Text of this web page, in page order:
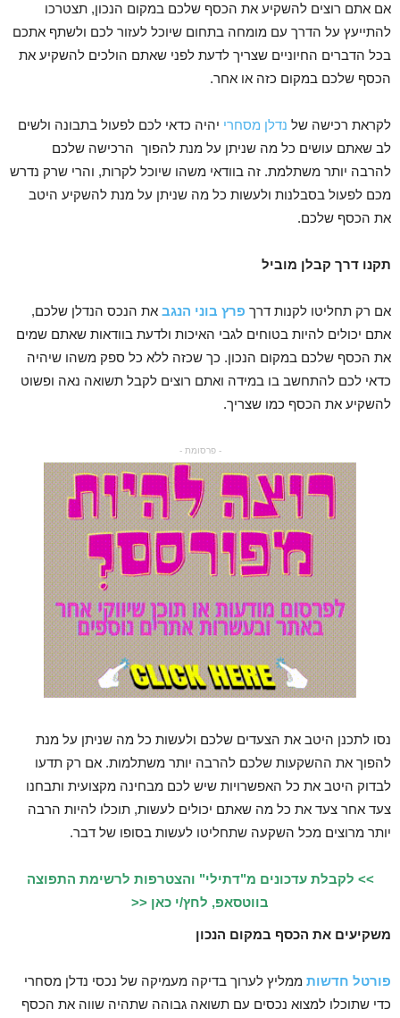
אם אתם רוצים להשקיע את הכסף שלכם במקום הנכון, תצטרכו
להתייעץ על הדרך עם מומחה בתחום שיוכל לעזור לכם ולשתף אתכם
בכל הדברים החיוניים שצריך לדעת לפני שאתם הולכים להשקיע את
הכסף שלכם במקום כזה או אחר.
לקראת רכישה של נדלן מסחרי יהיה כדאי לכם לפעול בתבונה ולשים
לב שאתם עושים כל מה שניתן על מנת להפוך הרכישה שלכם
להרבה יותר משתלמת. זה בוודאי משהו שיוכל לקרות, והרי שרק נדרש
מכם לפעול בסבלנות ולעשות כל מה שניתן על מנת להשקיע היטב
את הכסף שלכם.
תקנו דרך קבלן מוביל
אם רק תחליטו לקנות דרך פרץ בוני הנגב את הנכס הנדלן שלכם,
אתם יכולים להיות בטוחים לגבי האיכות ולדעת בוודאות שאתם שמים
את הכסף שלכם במקום הנכון. כך שכזה ללא כל ספק משהו שיהיה
כדאי לכם להתחשב בו במידה ואתם רוצים לקבל תשואה נאה ופשוט
להשקיע את הכסף כמו שצריך.
- פרסומת -
נסו לתכנן היטב את הצעדים שלכם ולעשות כל מה שניתן על מנת
להפוך את ההשקעות שלכם להרבה יותר משתלמות. אם רק תדעו
לבדוק היטב את כל האפשרויות שיש לכם מבחינה מקצועית ותבחנו
צעד אחר צעד את כל מה שאתם יכולים לעשות, תוכלו להיות הרבה
יותר מרוצים מכל השקעה שתחליטו לעשות בסופו של דבר.
>> לקבלת עדכונים מ"דתילי" והצטרפות לרשימת התפוצה
בווטסאפ, לחץ/י כאן <<
משקיעים את הכסף במקום הנכון
פורטל חדשות ממליץ לערוך בדיקה מעמיקה של נכסי נדלן מסחרי
כדי שתוכלו למצוא נכסים עם תשואה גבוהה שתהיה שווה את הכסף